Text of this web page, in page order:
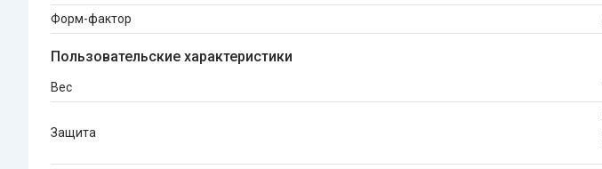
Форм-фактор
Пользовательские характеристики
Вес
Защита